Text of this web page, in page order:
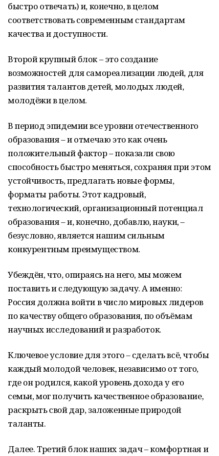
быстро отвечать) и, конечно, в целом
соответствовать современным стандартам
качества и доступности.
Второй крупный блок – это создание
возможностей для самореализации людей, для
развития талантов детей, молодых людей,
молодёжи в целом.
В период эпидемии все уровни отечественного
образования – и отмечаю это как очень
положительный фактор – показали свою
способность быстро меняться, сохраняя при этом
устойчивость, предлагать новые формы,
форматы работы. Этот кадровый,
технологический, организационный потенциал
образования – и, конечно, добавлю, науки, –
безусловно, является нашим сильным
конкурентным преимуществом.
Убеждён, что, опираясь на него, мы можем
поставить и следующую задачу. А именно:
Россия должна войти в число мировых лидеров
по качеству общего образования, по объёмам
научных исследований и разработок.
Ключевое условие для этого – сделать всё, чтобы
каждый молодой человек, независимо от того,
где он родился, какой уровень дохода у его
семьи, мог получить качественное образование,
раскрыть свой дар, заложенные природой
таланты.
Далее. Третий блок наших задач – комфортная и